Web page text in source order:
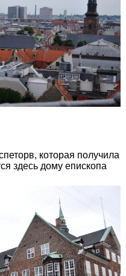
которая получила
здесь дому епископа